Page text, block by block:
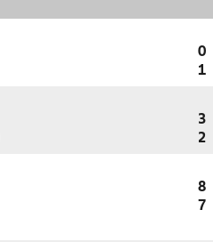
0
1
3
2
8
7